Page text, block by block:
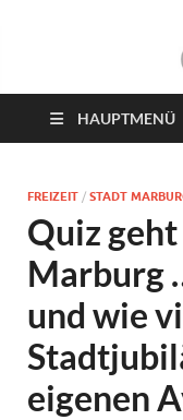
das
HAUPTMENÜ
FREIZEIT / STADT
Quiz
Marburg
und wie
eigenen